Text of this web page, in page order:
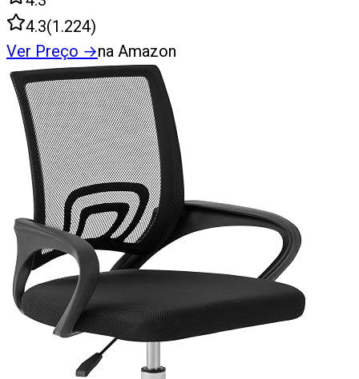
4.3(1.224)
Ver Preço →na Amazon